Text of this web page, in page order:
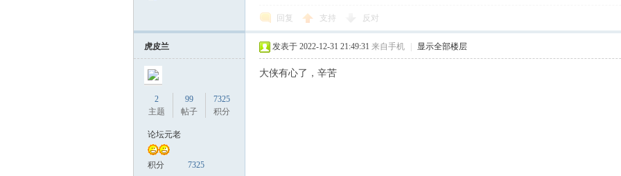
回复 支持 反对
虎皮兰
2
主题
99
帖子
7325
积分
论坛元老
积分 7325
发表于 2022-12-31 21:49:31 来自手机 显示全部楼层
大侠有心了，辛苦